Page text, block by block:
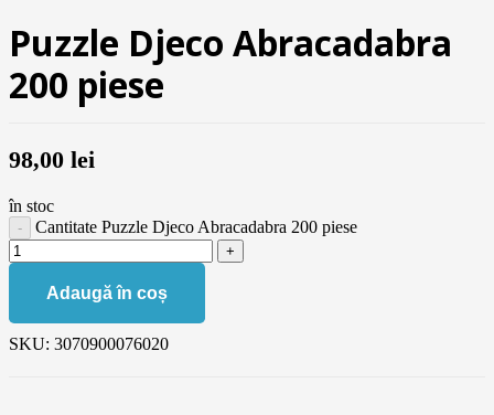
Puzzle Djeco Abracadabra
200 piese
98,00 lei
în stoc
Cantitate Puzzle Djeco Abracadabra 200 piese
Adaugă în coș
SKU: 3070900076020